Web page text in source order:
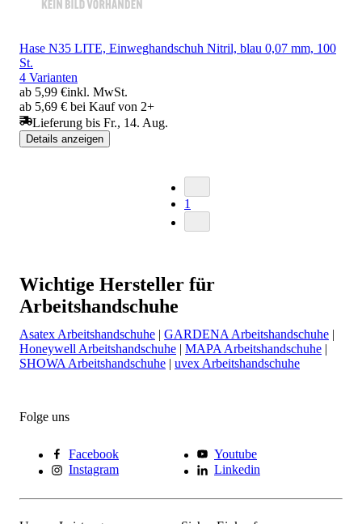
Hase N35 LITE, Einweghandschuh Nitril, blau 0,07 mm, 100
St.
4 Varianten
ab 5,99 €inkl. MwSt.
ab 5,69 € bei Kauf von 2+
Lieferung bis Fr., 14. Aug.
Details anzeigen
1
Wichtige Hersteller für
Arbeitshandschuhe
Asatex Arbeitshandschuhe | GARDENA Arbeitshandschuhe |
Honeywell Arbeitshandschuhe | MAPA Arbeitshandschuhe |
SHOWA Arbeitshandschuhe | uvex Arbeitshandschuhe
Folge uns
Facebook
Youtube
Instagram
Linkedin